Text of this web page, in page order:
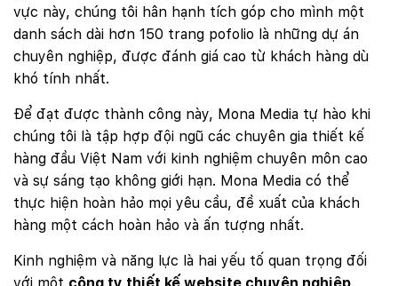
vực này, chúng tôi hân hạnh tích góp cho mình một
danh sách dài hơn 150 trang pofolio là những dự án
chuyên nghiệp, được đánh giá cao từ khách hàng dù
khó tính nhất.
Để đạt được thành công này, Mona Media tự hào khi
chúng tôi là tập hợp đội ngũ các chuyên gia thiết kế
hàng đầu Việt Nam với kinh nghiệm chuyên môn cao
và sự sáng tạo không giới hạn. Mona Media có thể
thực hiện hoàn hảo mọi yêu cầu, đề xuất của khách
hàng một cách hoàn hảo và ấn tượng nhất.
Kinh nghiệm và năng lực là hai yếu tố quan trọng đối